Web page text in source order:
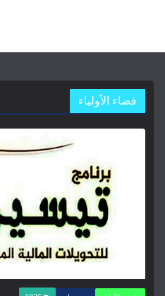
فضاء الأولياء